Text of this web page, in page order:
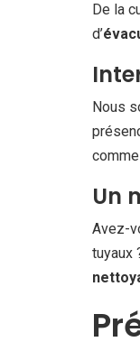
De la
d’
Nous
Un
Avez-
tuyaux